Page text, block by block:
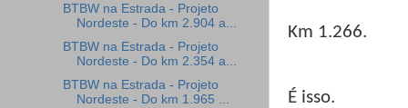
Km 1.266.
É isso.
BTBW na Estrada - Projeto
Nordeste - Do km 2.904 a...
BTBW na Estrada - Projeto
Nordeste - Do km 2.354 a...
BTBW na Estrada - Projeto
Nordeste - Do km 1.965 ...